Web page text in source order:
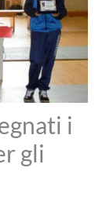
i
gli